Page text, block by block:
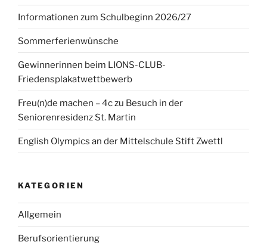
Informationen zum Schulbeginn 2026/27
Sommerferienwünsche
Gewinnerinnen beim LIONS-CLUB-
Friedensplakatwettbewerb
Freu(n)de machen – 4c zu Besuch in der
Seniorenresidenz St. Martin
English Olympics an der Mittelschule Stift Zwettl
KATEGORIEN
Allgemein
Berufsorientierung